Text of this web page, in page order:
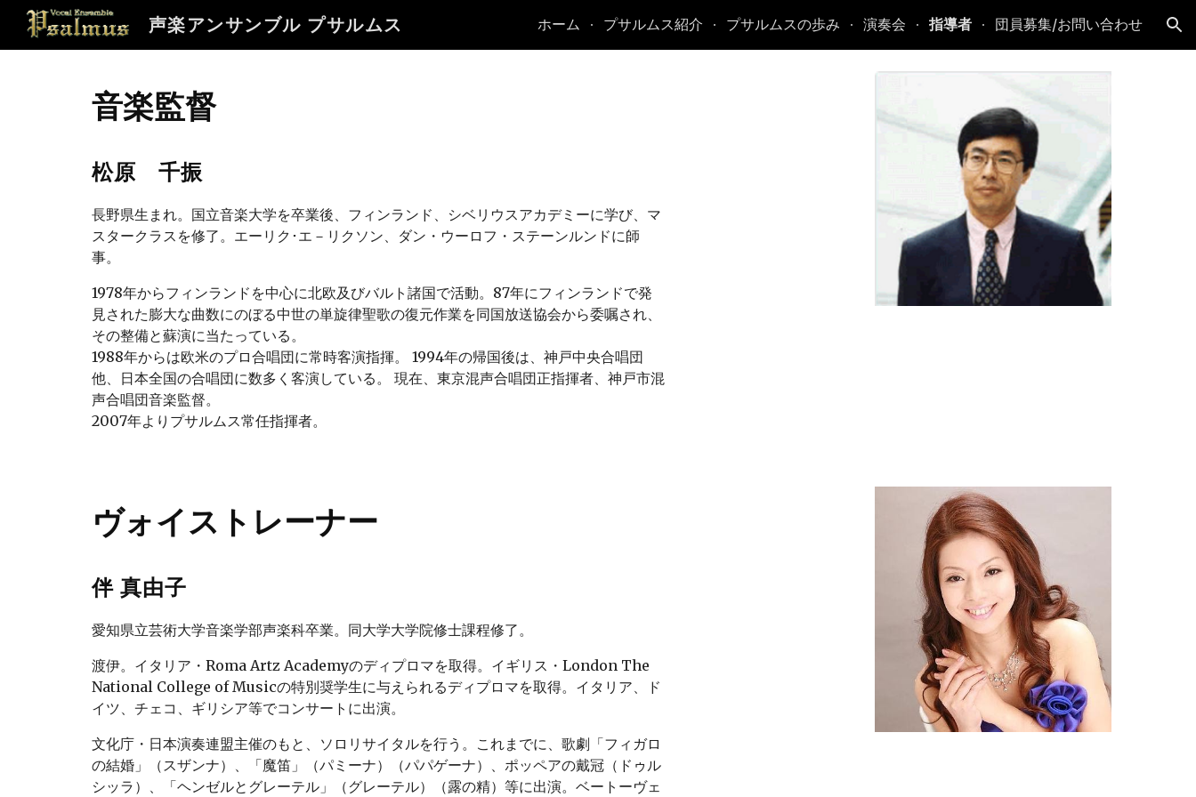
Skip to main content Skip to navigation
声楽アンサンブル プサルムス ホーム プサルムス紹介 プサルムスの歩み 演奏会 指導者 団員募集/お問い合わせ
音楽監督
松原 千振
長野県生まれ。国立音楽大学を卒業後、フィンランド、シベリウスアカデミーに学び、マ
スタークラスを修了。エーリク･エ－リクソン、ダン・ウーロフ・ステーンルンドに師
事。
1978年からフィンランドを中心に北欧及びバルト諸国で活動。87年にフィンランドで発
見された膨大な曲数にのぼる中世の単旋律聖歌の復元作業を同国放送協会から委嘱され、
その整備と蘇演に当たっている。
1988年からは欧米のプロ合唱団に常時客演指揮。 1994年の帰国後は、神戸中央合唱団
他、日本全国の合唱団に数多く客演している。 現在、東京混声合唱団正指揮者、神戸市混
声合唱団音楽監督。
2007年よりプサルムス常任指揮者。
ヴォイストレーナー
伴 真由子
愛知県立芸術大学音楽学部声楽科卒業。同大学大学院修士課程修了。
渡伊。イタリア・Roma Artz Academyのディプロマを取得。イギリス・London The
National College of Musicの特別奨学生に与えられるディプロマを取得。イタリア、ド
イツ、チェコ、ギリシア等でコンサートに出演。
文化庁・日本演奏連盟主催のもと、ソロリサイタルを行う。これまでに、歌劇「フィガロ
の結婚」（スザンナ）、「魔笛」（パミーナ）（パパゲーナ）、ポッペアの戴冠（ドゥル
シッラ）、「ヘンゼルとグレーテル」（グレーテル）（露の精）等に出演。ベートーヴェ